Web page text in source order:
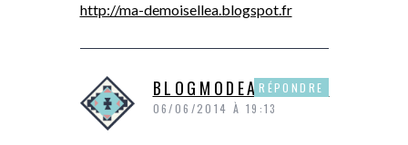
http://ma-demoisellea.blogspot.fr
BLOGMODEANDSHOP
06/06/2014 À 19:13
RÉPONDRE